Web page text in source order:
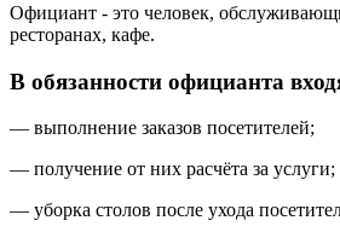
Официант - это человек,
ресторанах, кафе.
В обязанности официанта
— выполнение заказов посетителей;
— получение от них расчёта за услуги;
— уборка столов после ухода